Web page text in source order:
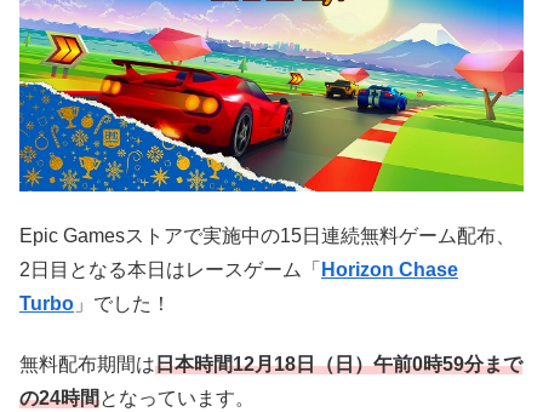
Epic Gamesストアで実施中の15日連続無料ゲーム配布、
2日目となる本日はレースゲーム「 Horizon Chase
Turbo 」でした！
無料配布期間は日本時間12月18日（日）午前0時59分まで
の24時間となっています。